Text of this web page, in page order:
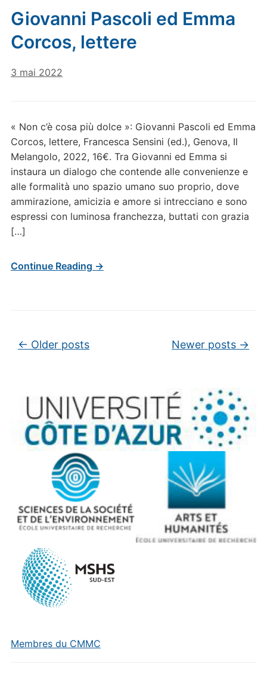
Membres du CMMC
Giovanni Pascoli ed Emma
Corcos, lettere
3 mai 2022
« Non c’è cosa più dolce »: Giovanni Pascoli ed Emma
Corcos, lettere, Francesca Sensini (ed.), Genova, Il
Melangolo, 2022, 16€. Tra Giovanni ed Emma si
instaura un dialogo che contende alle convenienze e
alle formalità uno spazio umano suo proprio, dove
ammirazione, amicizia e amore si intrecciano e sono
espressi con luminosa franchezza, buttati con grazia
[…]
Continue Reading →
Post navigation
← Older posts Newer posts →